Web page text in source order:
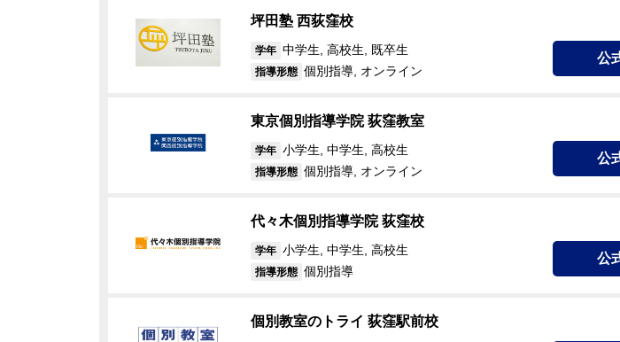
坪田塾 西荻窪校
学年 中学生, 高校生, 既卒生
指導形態 個別指導, オンライン
公
東京個別指導学院 荻窪教室
学年 小学生, 中学生, 高校生
指導形態 個別指導, オンライン
公
代々木個別指導学院 荻窪校
学年 小学生, 中学生, 高校生
指導形態 個別指導
公
個別教室のトライ 荻窪駅前校